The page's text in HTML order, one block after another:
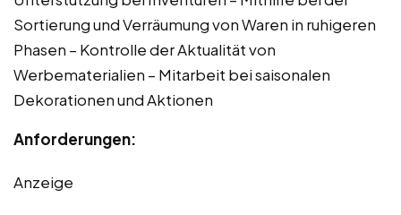
Sortierung und Verräumung von Waren in ruhigeren
Phasen – Kontrolle der Aktualität von
Werbematerialien – Mitarbeit bei saisonalen
Dekorationen und Aktionen
Anforderungen:
Anzeige